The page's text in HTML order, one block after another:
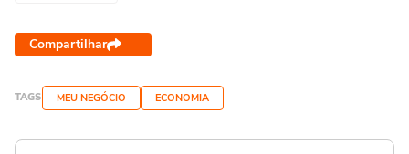
Compartilhar
TAGS MEU NEGÓCIO ECONOMIA